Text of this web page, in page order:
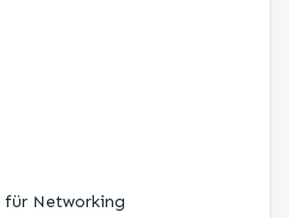
Networking